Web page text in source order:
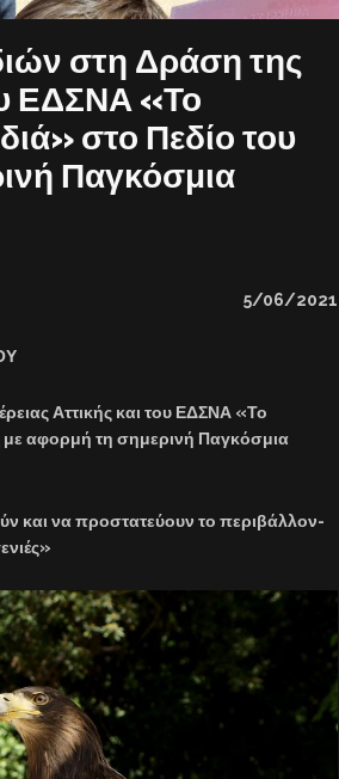
στη Δράση της
ΕΔΣΝΑ «Το
στο Πεδίο του
Παγκόσμια
5/06/2021
Αττικής και του ΕΔΣΝΑ «Το
με αφορμή τη σημερινή Παγκόσμια
και να προστατεύουν το περιβάλλον-